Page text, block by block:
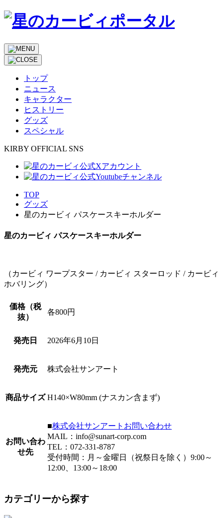
トップ
ニュース
キャラクター
ヒストリー
グッズ
スペシャル
KIRBY OFFICIAL SNS
TOP
グッズ
星のカービィ パスケースキーホルダー
星のカービィ パスケースキーホルダー
（カービィ ワープスター / カービィ スターロッド / カービィ
ホバリング）
価格（税
抜）
各800円
発売日 2026年6月10日
発売元 株式会社サンアート
商品サイズ H140×W80mm (ナスカン含まず)
お問い合わ
せ先
■株式会社サンアートお問い合わせ
MAIL：info@sunart-corp.com
TEL：072-331-8787
受付時間：月～金曜日（祝祭日を除く）9:00～
12:00、13:00～18:00
カテゴリーから探す